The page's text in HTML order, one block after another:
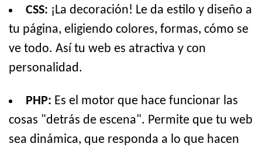
CSS: ¡La decoración! Le da estilo y diseño a
tu página, eligiendo colores, formas, cómo se
ve todo. Así tu web es atractiva y con
personalidad.
PHP: Es el motor que hace funcionar las
cosas "detrás de escena". Permite que tu web
sea dinámica, que responda a lo que hacen